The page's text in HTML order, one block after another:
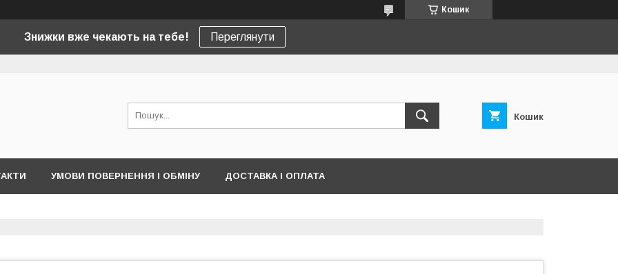
Кошик
Знижки вже чекають на тебе! Переглянути
Кошик
УМОВИ ПОВЕРНЕННЯ І ОБМІНУ ДОСТАВКА І ОПЛАТА